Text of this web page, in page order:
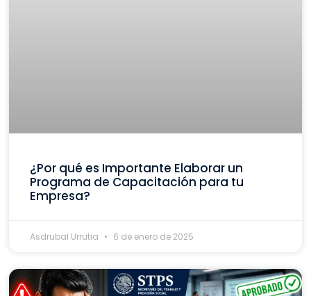
¿Por qué es Importante Elaborar un
Programa de Capacitación para tu
Empresa?
Asdrubal Urrutia 6 de enero de 2025